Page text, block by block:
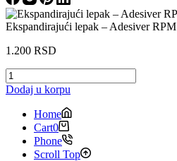
Ekspandirajući lepak – Adesiver RPM
1.200 RSD
Ekspandirajući
lepak
Adesiver
RPM
количина
Dodaj u korpu
Home
Cart0
Phone
Scroll Top